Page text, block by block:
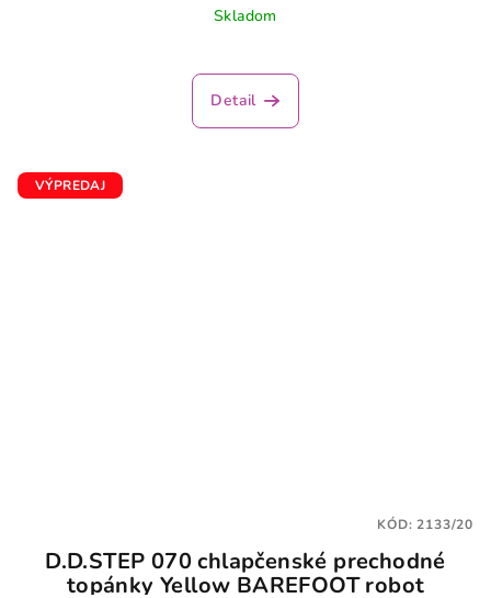
Skladom
hodnotenie
produktu
Detail
VÝPREDAJ
D.D.STEP 070 chlapčenské prechodné
topánky Yellow BAREFOOT robot
KÓD:2133/20